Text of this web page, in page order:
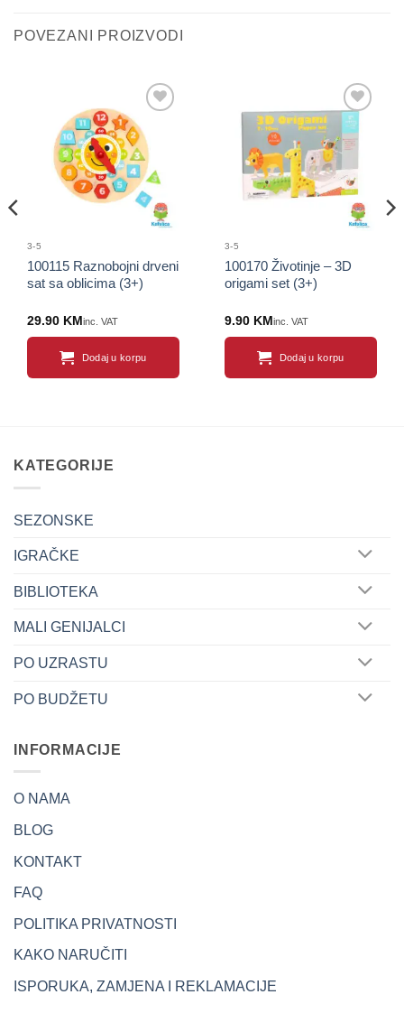
POVEZANI PROIZVODI
Sačuvaj
proizvod
3-5
100115 Raznobojni drveni
sat sa oblicima (3+)
29.90 KMinc. VAT
Dodaj u korpu
Sačuvaj
proizvod
3-5
100170 Životinje – 3D
origami set (3+)
9.90 KMinc. VAT
Dodaj u korpu
KATEGORIJE
SEZONSKE
IGRAČKE
BIBLIOTEKA
MALI GENIJALCI
PO UZRASTU
PO BUDŽETU
INFORMACIJE
O NAMA
BLOG
KONTAKT
FAQ
POLITIKA PRIVATNOSTI
KAKO NARUČITI
ISPORUKA, ZAMJENA I REKLAMACIJE